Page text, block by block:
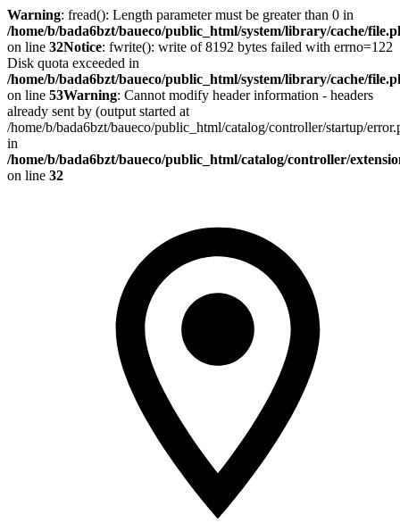
Warning: fread(): Length parameter must be greater than 0 in
/home/b/bada6bzt/baueco/public_html/system/library/cache/
on line 32Notice: fwrite(): write of 8192 bytes failed with errno=122
Disk quota exceeded in
/home/b/bada6bzt/baueco/public_html/system/library/cache/
on line 53Warning: Cannot modify header information - headers
already sent by (output started at
/home/b/bada6bzt/baueco/public_html/catalog/controller/startup/
in
/home/b/bada6bzt/baueco/public_html/catalog/controller/
on line 32